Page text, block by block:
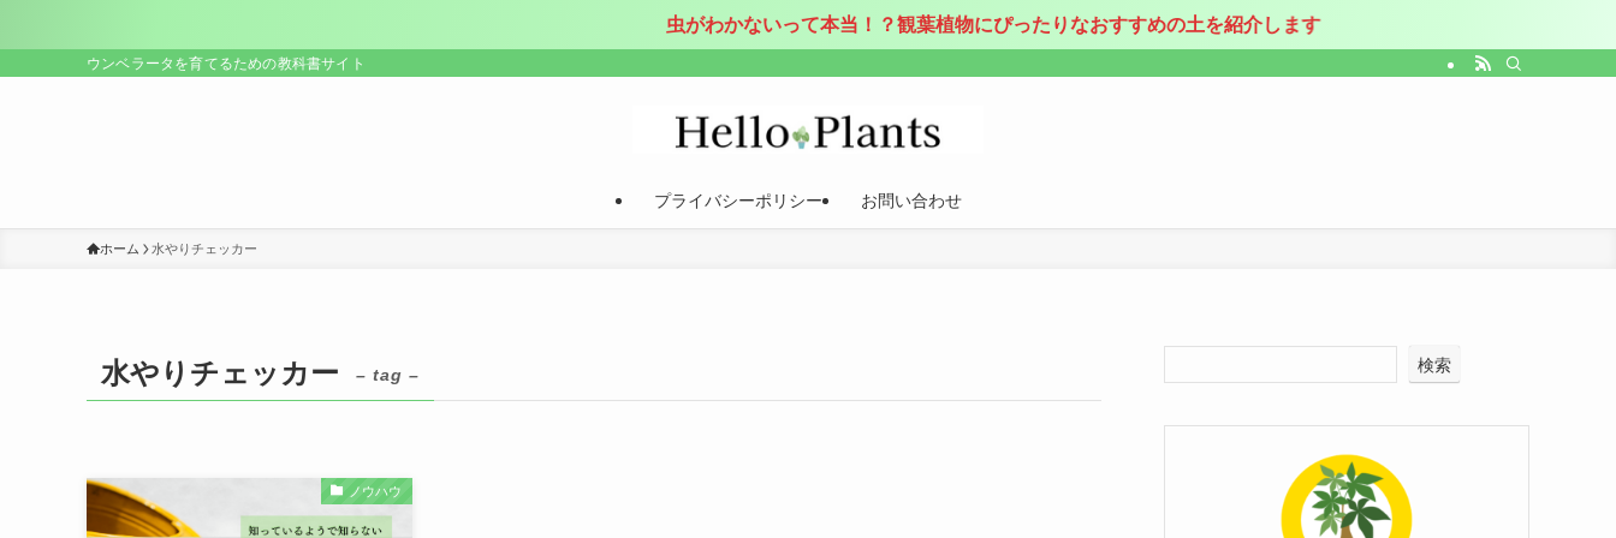
虫がわかないって本当！？観葉植物にぴったりなおすすめの土を紹介します
ウンベラータを育てるための教科書サイト
プライバシーポリシー お問い合わせ
ホーム 水やりチェッカー
水やりチェッカー – tag –
ノウハウ
検索